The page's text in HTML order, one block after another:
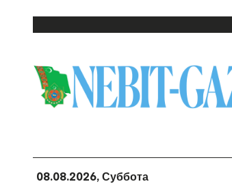
08.08.2026, Суббота